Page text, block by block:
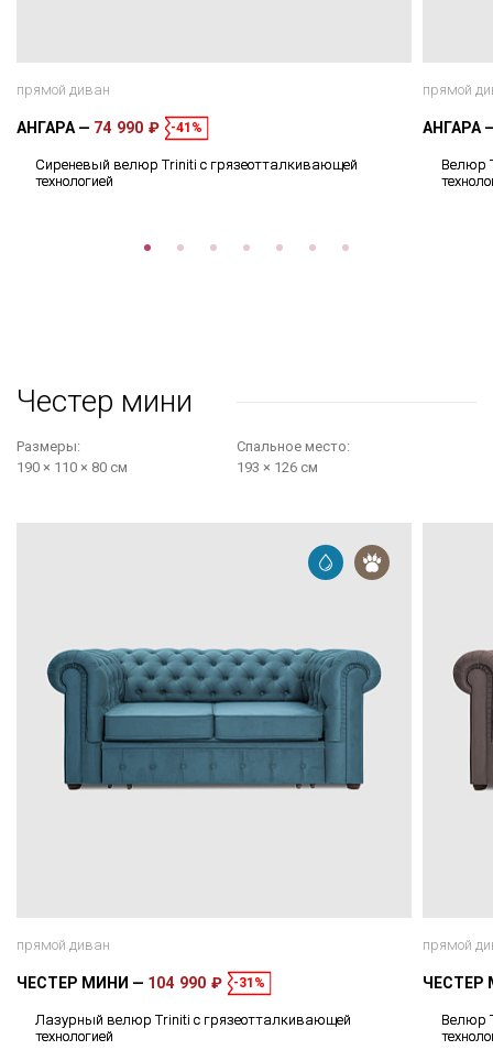
прямой диван
АНГАРА 74 990 ₽ -41%
Сиреневый велюр Triniti с грязеотталкивающей
технологией
прямой
АНГАРА
Велюр
Честер мини
Размеры:
190 × 110 × 80 см
Cпальное место:
193 × 126 см
прямой диван
ЧЕСТЕР МИНИ 104 990 ₽ -31%
Лазурный велюр Triniti с грязеотталкивающей
технологией
прямой
ЧЕСТЕР
Велюр